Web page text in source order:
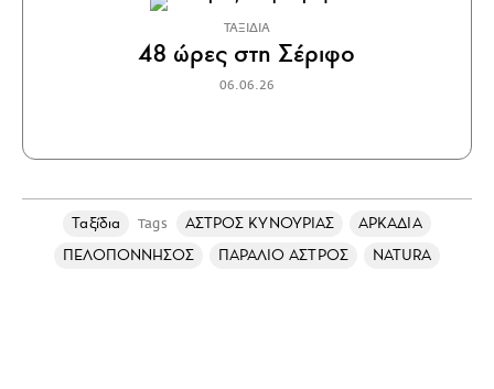
ΤΑΞΙΔΙΑ
48 ώρες στη Σέριφο
06.06.26
Ταξίδια Tags ΑΣΤΡΟΣ ΚΥΝΟΥΡΙΑΣ
ΑΡΚΑΔΙΑ
ΠΕΛΟΠΟΝΝΗΣΟΣ
ΠΑΡΑΛΙΟ ΑΣΤΡΟΣ NATURA